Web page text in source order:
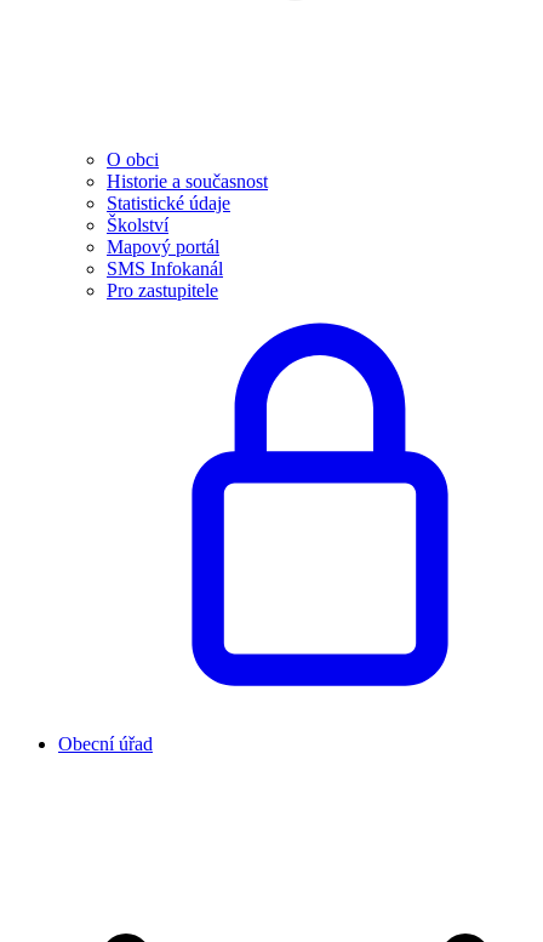
O obci
Historie a současnost
Statistické údaje
Školství
Mapový portál
SMS Infokanál
Pro zastupitele
Obecní úřad